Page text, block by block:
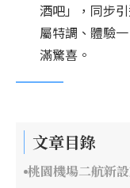
酒吧」，同步
屬特調、體驗
滿驚喜。
文章目錄
桃園機場二航新